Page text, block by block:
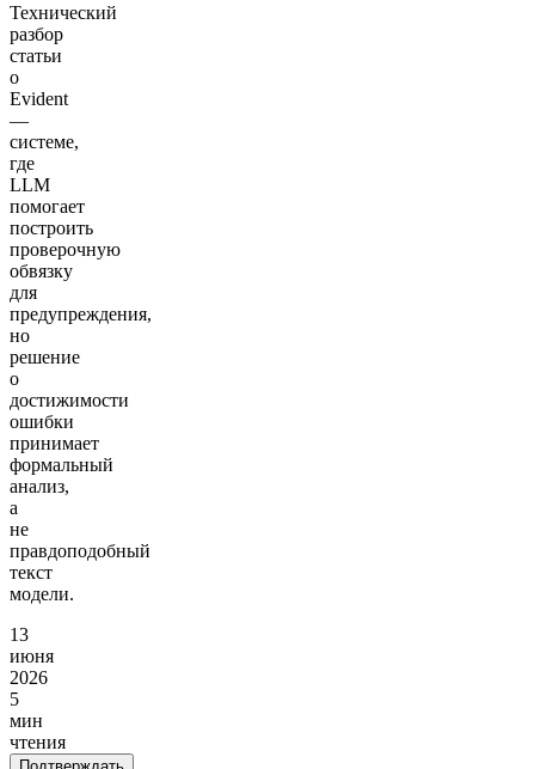
Технический
разбор
статьи
о
Evident
—
системе,
где
LLM
помогает
построить
проверочную
обвязку
для
предупреждения,
но
решение
о
достижимости
ошибки
принимает
формальный
анализ,
а
не
правдоподобный
текст
модели.
13
июня
2026
5
мин
чтения